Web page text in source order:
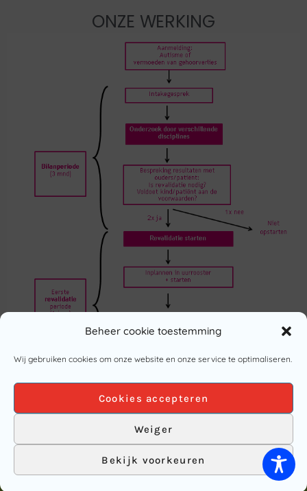
Beheer cookie toestemming
Wij gebruiken cookies om onze website en onze service te optimaliseren.
Cookies accepteren
Weiger
Bekijk voorkeuren
ONZE WERKING
ZEPLIN.BE